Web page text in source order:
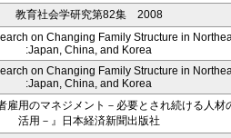
教育社会学研究第82集 2008
on Changing Family Structure in
:Japan, China, and Korea
on Changing Family Structure in
:Japan, China, and Korea
雇用のマネジメント－必要とされ続ける人材
活用－』日本経済新聞出版社